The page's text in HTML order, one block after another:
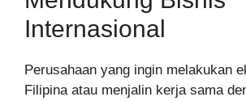
Internasional
Perusahaan yang ingin melakukan
Filipina atau menjalin kerja sama